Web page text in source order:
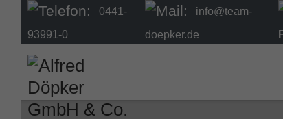
0441-
93991-0
info@team-
doepker.de